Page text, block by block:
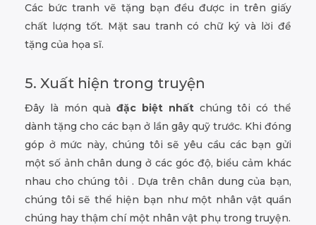
Các bức tranh vẽ tặng bạn đều được in trên giấy
chất lượng tốt. Mặt sau tranh có chữ ký và lời đề
tặng của họa sĩ.
5. Xuất hiện trong truyện
Đây là món quàđặc biệt nhấtchúng tôi có thể
dành tặng cho các bạn ở lần gây quỹ trước. Khi đóng
góp ở mức này, chúng tôi sẽ yêu cầu các bạn gửi
một số ảnh chân dung ở các góc độ, biểu cảm khác
nhau cho chúng tôi . Dựa trên chân dung của bạn,
chúng tôi sẽ thể hiện bạn như một nhân vật quần
chúng hay thậm chí một nhân vật phụ trong truyện.